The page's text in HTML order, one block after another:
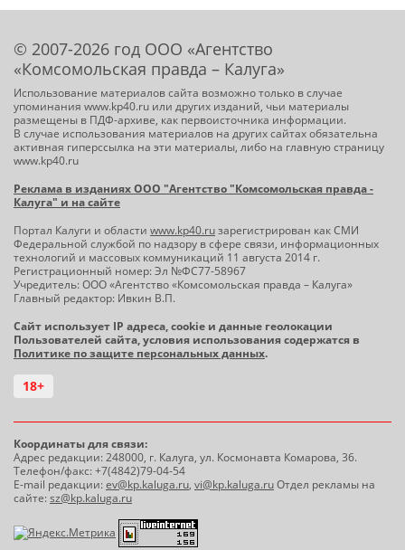
© 2007-2026 год ООО «Агентство
«Комсомольская правда – Калуга»
Использование материалов сайта возможно только в случае
упоминания www.kp40.ru или других изданий, чьи материалы
размещены в ПДФ-архиве, как первоисточника информации.
В случае использования материалов на других сайтах обязательна
активная гиперссылка на эти материалы, либо на главную страницу
www.kp40.ru
Реклама в изданиях ООО "Агентство "Комсомольская правда -
Калуга" и на сайте
Портал Калуги и области www.kp40.ruзарегистрирован как СМИ
Федеральной службой по надзору в сфере связи, информационных
технологий и массовых коммуникаций 11 августа 2014 г.
Регистрационный номер: Эл №ФС77-58967
Учредитель: ООО «Агентство «Комсомольская правда – Калуга»
Главный редактор: Ивкин В.П.
Сайт использует IP адреса, cookie и данные геолокации
Пользователей сайта, условия использования содержатся в
Политике по защите персональных данных.
18+
Координаты для связи:
Адрес редакции: 248000, г. Калуга, ул. Космонавта Комарова, 36.
Телефон/факс: +7(4842)79-04-54
E-mail редакции:ev@kp.kaluga.ru, vi@kp.kaluga.ruОтдел рекламы на
сайте:sz@kp.kaluga.ru